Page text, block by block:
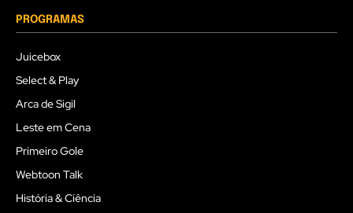
PROGRAMAS
Juicebox
Select & Play
Arca de Sigil
Leste em Cena
Primeiro Gole
Webtoon Talk
História & Ciência